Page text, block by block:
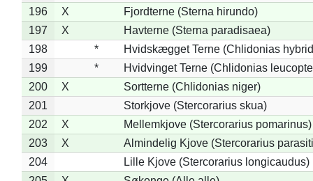
196
X
Fjordterne (Sterna hirundo)
197
X
Havterne (Sterna paradisaea)
198
*
Hvidskægget Terne (Chlidonias
199
*
Hvidvinget Terne (Chlidonias
200
X
Sortterne (Chlidonias niger)
201
Storkjove (Stercorarius skua)
202
X
Mellemkjove (Stercorarius pomarinus)
203
X
Almindelig Kjove (Stercorarius
204
Lille Kjove (Stercorarius longicaudus)